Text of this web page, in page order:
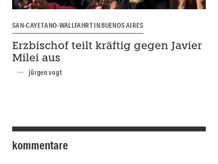
SAN-CAYETANO-WALLFAHRT IN BUENOS AIRES
Erzbischof teilt kräftig gegen Javier
Milei aus
jürgen vogt
kommentare